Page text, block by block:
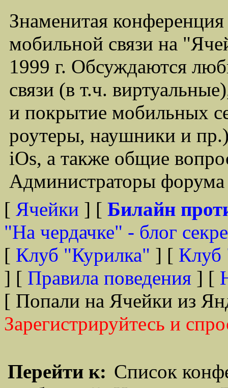
Знаменитая
мобильной связи на
1999 г. Обсуждаются
связи (в т.ч.
и покрытие мобильных
роутеры, наушники и
iOs, а также общие
Администраторы
[ Ячейки ] [ Билайн
"На чердачке" - блог
[ Клуб "Курилка" ] [ Клуб
] [ Правила поведения ] [
[ Попали на Ячейки из
Зарегистрируйтесь и
Перейти к: Список